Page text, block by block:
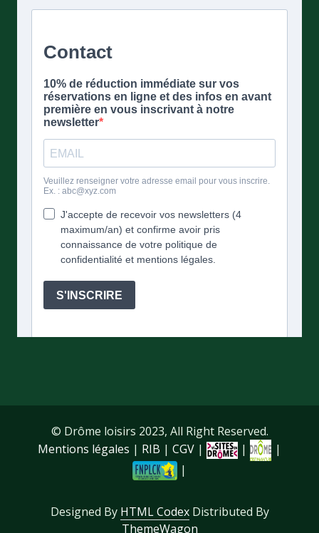
© Drôme loisirs 2023, All Right Reserved.
Mentions légales | RIB | CGV | |
|
|
Designed By HTML CodexDistributed By
ThemeWagon